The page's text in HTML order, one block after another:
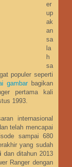
er
up
ak
an
sa
la
h
sa
populer seperti
gambarbagikan
pertama kali
1993.
internasional
telah mencapai
sampai 680
yang sudah
dan ditahun 2013
Ranger dengan